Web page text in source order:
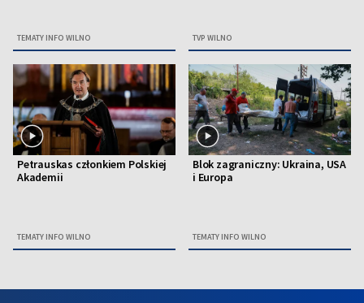
TEMATY INFO WILNO TVP WILNO
Petrauskas członkiem Polskiej
Akademii
TEMATY INFO WILNO
Blok zagraniczny: Ukraina, USA
i Europa
TEMATY INFO WILNO